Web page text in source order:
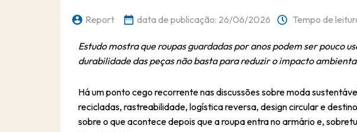
Report data de publicação: 26/06/2026 Tempo de
Estudo mostra que roupas guardadas por anos podem ser pouco
durabilidade das peças não basta para reduzir o impacto
Há um ponto cego recorrente nas discussões sobre moda
recicladas, rastreabilidade, logística reversa, design circular e
sobre o que acontece depois que a roupa entra no armário e,